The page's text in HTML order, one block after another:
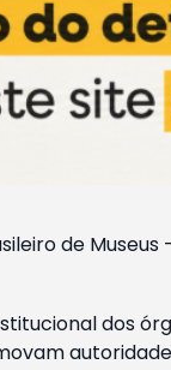
de
dos